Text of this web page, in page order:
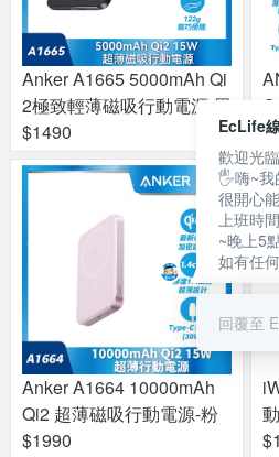
Anker A1665 5000mAh Qi
2極致輕薄磁吸行動電源-黑
$1490
Anker A1664 10000mAh
Qi2 超薄磁吸行動電源-粉
$1990
EcLife
歡迎光臨
🖐嗨~我
很開心
上班時
~晚上5
如有任